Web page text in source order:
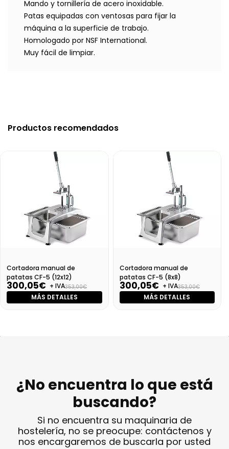
Mando y tornillería de acero inoxidable.
Patas equipadas con ventosas para fijar la
máquina a la superficie de trabajo.
Homologado por NSF International.
Muy fácil de limpiar.
Productos recomendados
Cortadora manual de
patatas CF-5 (12x12)
300,05€ + IVA353,00€
MÁS DETALLES
Cortadora manual de
patatas CF-5 (8x8)
300,05€ + IVA353,00€
MÁS DETALLES
¿No encuentra lo que está
buscando?
Si no encuentra su maquinaria de
hostelería, no se preocupe: contáctenos y
nos encargaremos de buscarla por usted